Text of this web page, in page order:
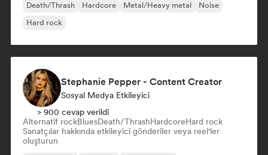
Death/Thrash Hardcore Metal/Heavy metal
Noise
Hard rock
Stephanie Pepper - Content Creator
Sosyal Medya Etkileyici
> 900 cevap verildi
Alternatif rockBluesDeath/ThrashHardcoreHard rock
Sanatçılar hakkında etkileyici gönderiler veya reel'ler
oluşturun